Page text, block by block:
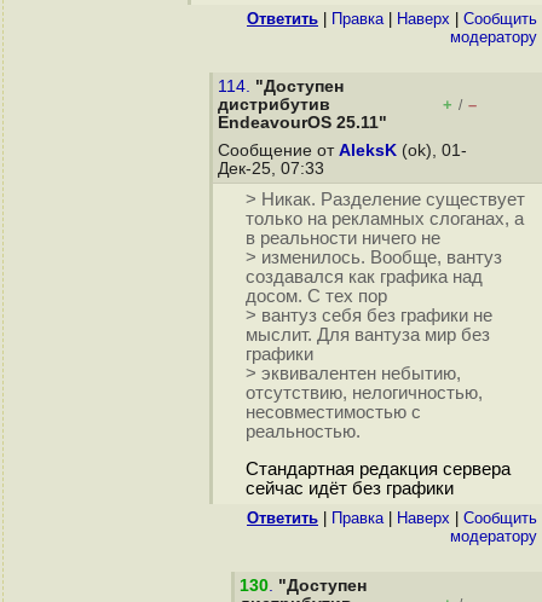
Ответить Правка| Наверх
Cообщить
модератору
114. "Доступен
дистрибутив
EndeavourOS 25.11"
+ / –
Сообщение от AleksK (ok), 01-
Дек-25, 07:33
> Никак. Разделение существует
только на рекламных слоганах, а
в реальности ничего не
> изменилось. Вообще, вантуз
создавался как графика над
досом. С тех пор
> вантуз себя без графики не
мыслит. Для вантуза мир без
графики
> эквивалентен небытию,
отсутствию, нелогичностью,
несовместимостью с
реальностью.
Стандартная редакция сервера
сейчас идёт без графики
Ответить Правка| Наверх
Cообщить
модератору
130. "Доступен